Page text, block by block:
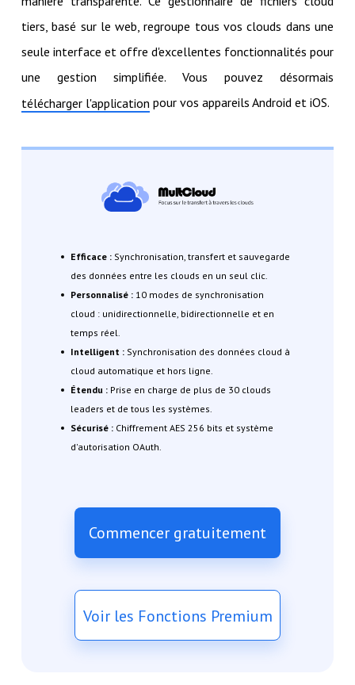
tiers, basé sur le web, regroupe tous vos clouds dans une
seule interface et offre d'excellentes fonctionnalités pour
une gestion simplifiée. Vous pouvez désormais
télécharger l'application pour vos appareils Android et iOS.
Efficace : Synchronisation, transfert et sauvegarde
des données entre les clouds en un seul clic.
Personnalisé : 10 modes de synchronisation
cloud : unidirectionnelle, bidirectionnelle et en
temps réel.
Intelligent : Synchronisation des données cloud à
cloud automatique et hors ligne.
Étendu : Prise en charge de plus de 30 clouds
leaders et de tous les systèmes.
Sécurisé : Chiffrement AES 256 bits et système
d'autorisation OAuth.
Commencer gratuitement
Voir les Fonctions Premium